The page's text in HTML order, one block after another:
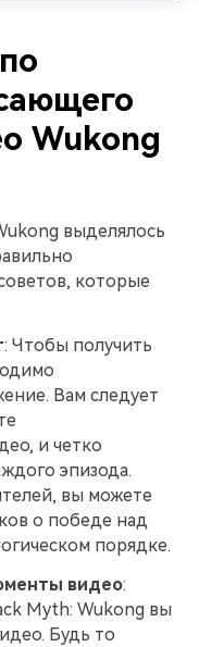
Wukong
выделялось
которые
: Чтобы получить
Вам следует
и четко
эпизода.
вы можете
о победе над
порядке.
видео:
Myth: Wukong вы
Будь то